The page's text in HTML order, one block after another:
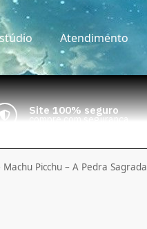
Atendimento
Site 100% seguro
compre com segurança
Machu Picchu – A Pedra Sagrada